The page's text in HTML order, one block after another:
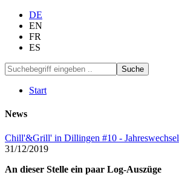
DE
EN
FR
ES
Suche
Start
News
Chill'&Grill' in Dillingen #10 - Jahreswechsel
31/12/2019
An dieser Stelle ein paar Log-Auszüge